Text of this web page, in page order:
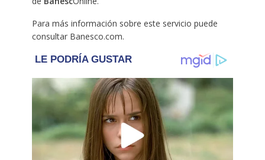
Para más información sobre este servicio puede
consultar Banesco.com.